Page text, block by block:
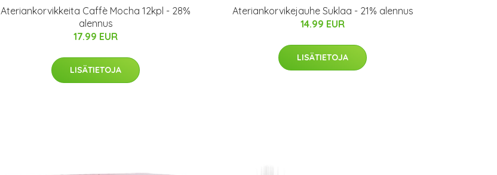
Ateriankorvikkeita Caffè Mocha 12kpl - 28%
alennus
17.99 EUR
LISÄTIETOJA
Ateriankorvikejauhe Suklaa - 21% alennus
14.99 EUR
LISÄTIETOJA